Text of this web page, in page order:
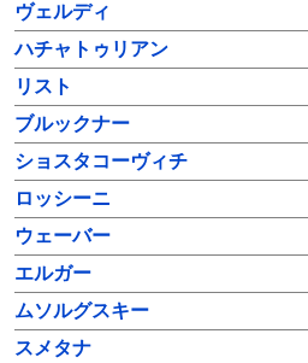
ヴェルディ
ハチャトゥリアン
リスト
ブルックナー
ショスタコーヴィチ
ロッシーニ
ウェーバー
エルガー
ムソルグスキー
スメタナ